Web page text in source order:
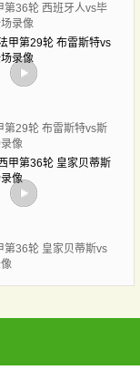
第36轮 西班牙人vs毕
录像
第29轮 布雷斯特vs斯
像
第36轮 皇家贝蒂斯vs